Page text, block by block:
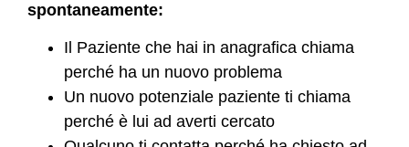
spontaneamente:
Il Paziente che hai in anagrafica chiama
perché ha un nuovo problema
Un nuovo potenziale paziente ti chiama
perché è lui ad averti cercato